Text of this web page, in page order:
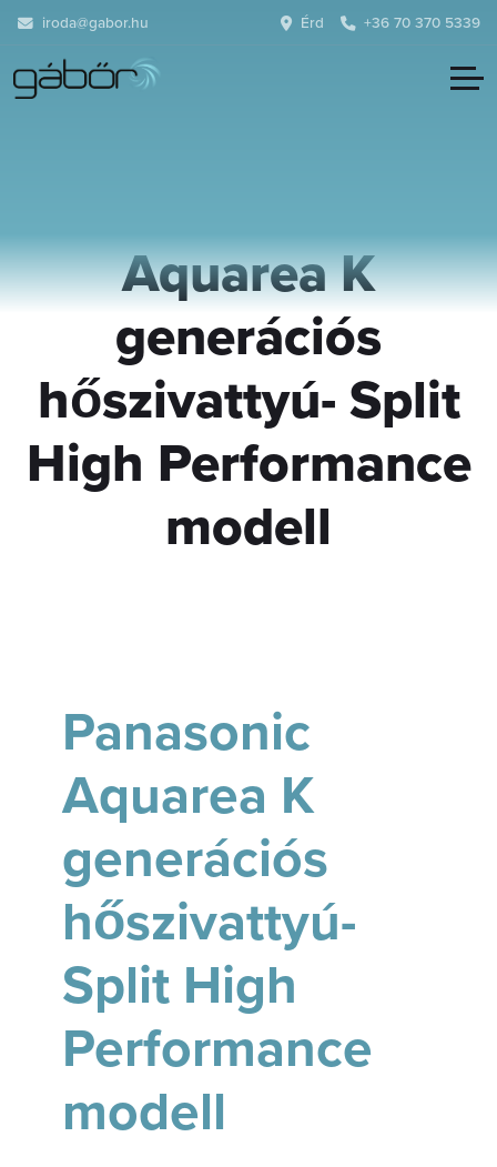
iroda@gabor.hu Érd +36 70 370 5339
Aquarea K
generációs
hőszivattyú- Split
High Performance
modell
Panasonic
Aquarea K
generációs
hőszivattyú-
Split High
Performance
modell